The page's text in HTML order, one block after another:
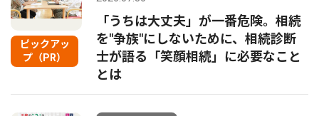
ピックアッ
プ（PR）
「うちは大丈夫」が一番危険。相続
を"争族"にしないために、相続診断
士が語る「笑顔相続」に必要なこと
とは